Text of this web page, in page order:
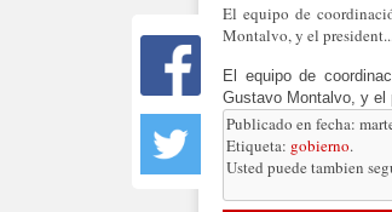
El equipo de
Montalvo, y el
El equipo de
Gustavo Montalvo, y el
Publicado en fecha:
Etiqueta: gobierno.
Usted puede tambien